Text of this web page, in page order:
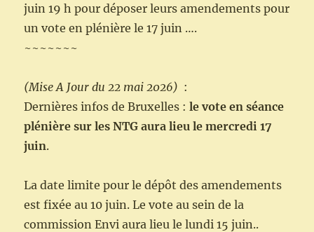
juin 19 h pour déposer leurs amendements pour
un vote en plénière le 17 juin ….
~~~~~~~
(Mise A Jour du 22 mai 2026) :
Dernières infos de Bruxelles :le vote en séance
plénière sur les NTG aura lieu le mercredi 17
juin.
La date limite pour le dépôt des amendements
est fixée au 10 juin. Le vote au sein de la
commission Envi aura lieu le lundi 15 juin..